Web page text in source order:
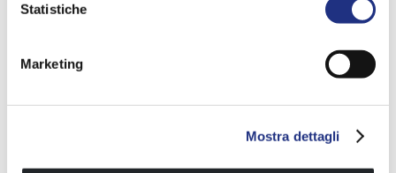
Statistiche
Marketing
Mostra dettagli
Fly 2
Armaturen Für